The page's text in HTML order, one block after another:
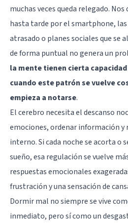
muchas veces queda relegado.
hasta tarde por el smartphone,
atrasado o planes sociales que se
de forma puntual no genera un
la mente tienen cierta
cuando este patrón se vuelve
empieza a notarse.
El cerebro necesita el descanso
emociones, ordenar información y
interno. Si cada noche se acorta o
sueño, esa regulación se vuelve
respuestas emocionales
frustración y una sensación de
Dormir mal no siempre se vive
inmediato, pero sí como un